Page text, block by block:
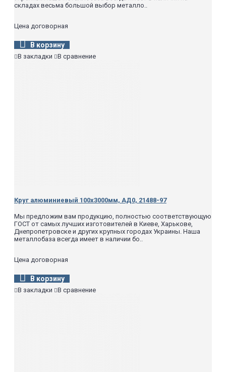
складах весьма большой выбор металло..
Цена договорная
В корзину
В закладки В сравнение
Круг алюминиевый 100х3000мм, АД0, 21488-97
Мы предложим вам продукцию, полностью соответствующую
ГОСТ от самых лучших изготовителей в Киеве, Харькове,
Днепропетровске и других крупных городах Украины. Наша
металлобаза всегда имеет в наличии бо..
Цена договорная
В корзину
В закладки В сравнение